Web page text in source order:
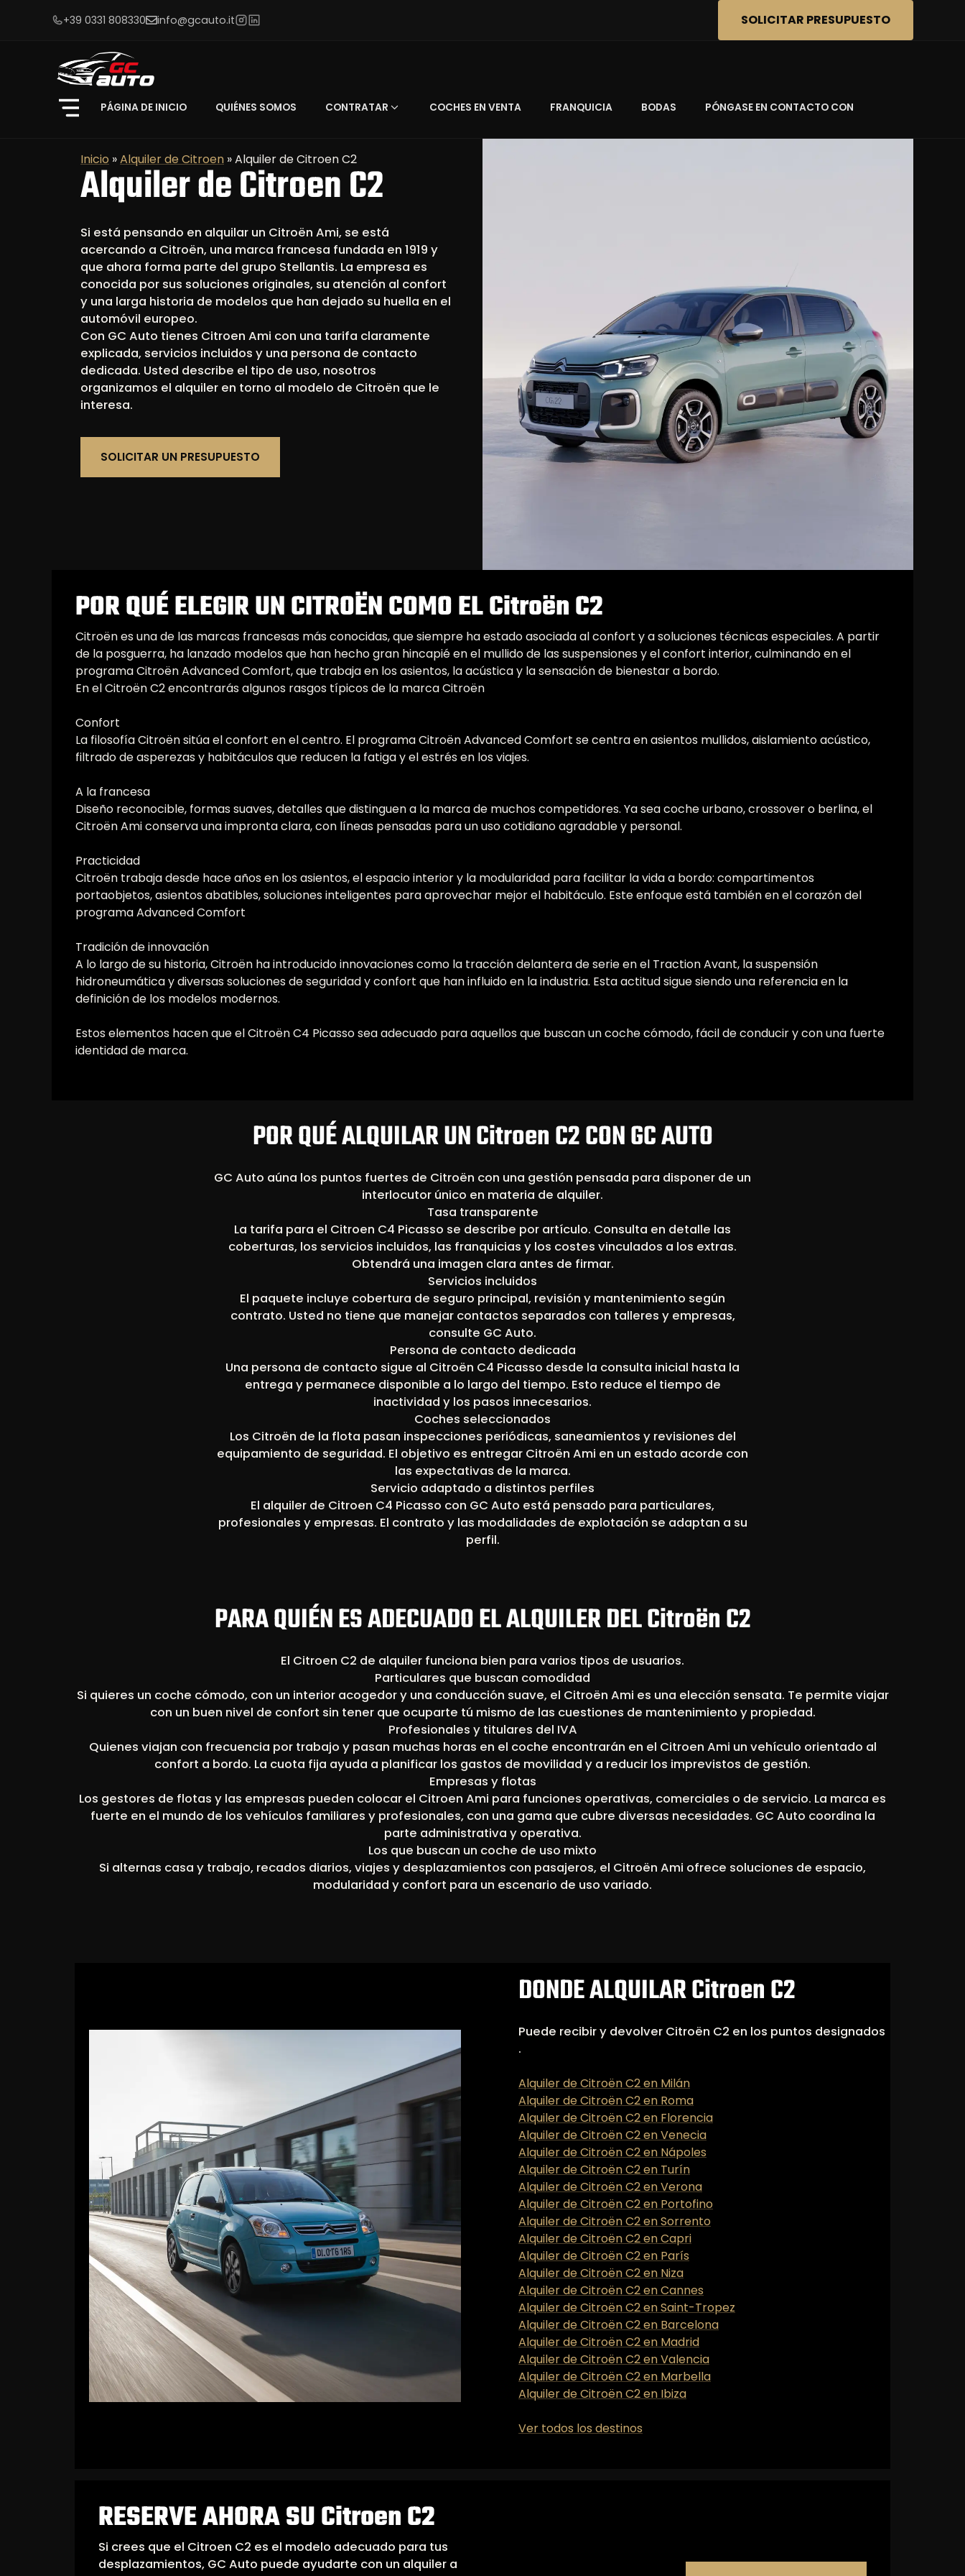
+39 0331 808330 info@gcauto.it SOLICITAR PRESUPUESTO
PÁGINA DE INICIO QUIÉNES SOMOS CONTRATAR COCHES EN VENTA FRANQUICIA BODAS PÓNGASE EN CONTACTO CON
Inicio »Alquiler de Citroen »Alquiler de Citroen C2
Alquiler de Citroen C2
Si está pensando en alquilar un Citroën Ami, se está
acercando a Citroën, una marca francesa fundada en 1919 y
que ahora forma parte del grupo Stellantis. La empresa es
conocida por sus soluciones originales, su atención al confort
y una larga historia de modelos que han dejado su huella en el
automóvil europeo.
Con GC Auto tienes Citroen Ami con una tarifa claramente
explicada, servicios incluidos y una persona de contacto
dedicada. Usted describe el tipo de uso, nosotros
organizamos el alquiler en torno al modelo de Citroën que le
interesa.
SOLICITAR UN PRESUPUESTO
POR QUÉ ELEGIR UN CITROËN COMO EL Citroën C2
Citroën es una de las marcas francesas más conocidas, que siempre ha estado asociada al confort y a soluciones técnicas especiales. A partir
de la posguerra, ha lanzado modelos que han hecho gran hincapié en el mullido de las suspensiones y el confort interior, culminando en el
programa Citroën Advanced Comfort, que trabaja en los asientos, la acústica y la sensación de bienestar a bordo.
En el Citroën C2 encontrarás algunos rasgos típicos de la marca Citroën
Confort
La filosofía Citroën sitúa el confort en el centro. El programa Citroën Advanced Comfort se centra en asientos mullidos, aislamiento acústico,
filtrado de asperezas y habitáculos que reducen la fatiga y el estrés en los viajes.
A la francesa
Diseño reconocible, formas suaves, detalles que distinguen a la marca de muchos competidores. Ya sea coche urbano, crossover o berlina, el
Citroën Ami conserva una impronta clara, con líneas pensadas para un uso cotidiano agradable y personal.
Practicidad
Citroën trabaja desde hace años en los asientos, el espacio interior y la modularidad para facilitar la vida a bordo: compartimentos
portaobjetos, asientos abatibles, soluciones inteligentes para aprovechar mejor el habitáculo. Este enfoque está también en el corazón del
programa Advanced Comfort
Tradición de innovación
A lo largo de su historia, Citroën ha introducido innovaciones como la tracción delantera de serie en el Traction Avant, la suspensión
hidroneumática y diversas soluciones de seguridad y confort que han influido en la industria. Esta actitud sigue siendo una referencia en la
definición de los modelos modernos.
Estos elementos hacen que el Citroën C4 Picasso sea adecuado para aquellos que buscan un coche cómodo, fácil de conducir y con una fuerte
identidad de marca.
POR QUÉ ALQUILAR UN Citroen C2 CON GC AUTO
GC Auto aúna los puntos fuertes de Citroën con una gestión pensada para disponer de un
interlocutor único en materia de alquiler.
Tasa transparente
La tarifa para el Citroen C4 Picasso se describe por artículo. Consulta en detalle las
coberturas, los servicios incluidos, las franquicias y los costes vinculados a los extras.
Obtendrá una imagen clara antes de firmar.
Servicios incluidos
El paquete incluye cobertura de seguro principal, revisión y mantenimiento según
contrato. Usted no tiene que manejar contactos separados con talleres y empresas,
consulte GC Auto.
Persona de contacto dedicada
Una persona de contacto sigue al Citroën C4 Picasso desde la consulta inicial hasta la
entrega y permanece disponible a lo largo del tiempo. Esto reduce el tiempo de
inactividad y los pasos innecesarios.
Coches seleccionados
Los Citroën de la flota pasan inspecciones periódicas, saneamientos y revisiones del
equipamiento de seguridad. El objetivo es entregar Citroën Ami en un estado acorde con
las expectativas de la marca.
Servicio adaptado a distintos perfiles
El alquiler de Citroen C4 Picasso con GC Auto está pensado para particulares,
profesionales y empresas. El contrato y las modalidades de explotación se adaptan a su
perfil.
PARA QUIÉN ES ADECUADO EL ALQUILER DEL Citroën C2
El Citroen C2 de alquiler funciona bien para varios tipos de usuarios.
Particulares que buscan comodidad
Si quieres un coche cómodo, con un interior acogedor y una conducción suave, el Citroën Ami es una elección sensata. Te permite viajar
con un buen nivel de confort sin tener que ocuparte tú mismo de las cuestiones de mantenimiento y propiedad.
Profesionales y titulares del IVA
Quienes viajan con frecuencia por trabajo y pasan muchas horas en el coche encontrarán en el Citroen Ami un vehículo orientado al
confort a bordo. La cuota fija ayuda a planificar los gastos de movilidad y a reducir los imprevistos de gestión.
Empresas y flotas
Los gestores de flotas y las empresas pueden colocar el Citroen Ami para funciones operativas, comerciales o de servicio. La marca es
fuerte en el mundo de los vehículos familiares y profesionales, con una gama que cubre diversas necesidades. GC Auto coordina la
parte administrativa y operativa.
Los que buscan un coche de uso mixto
Si alternas casa y trabajo, recados diarios, viajes y desplazamientos con pasajeros, el Citroën Ami ofrece soluciones de espacio,
modularidad y confort para un escenario de uso variado.
DONDE ALQUILAR Citroen C2
Puede recibir y devolver Citroën C2 en los puntos designados
.
Alquiler de Citroën C2 en Milán
Alquiler de Citroën C2 en Roma
Alquiler de Citroën C2 en Florencia
Alquiler de Citroën C2 en Venecia
Alquiler de Citroën C2 en Nápoles
Alquiler de Citroën C2 en Turín
Alquiler de Citroën C2 en Verona
Alquiler de Citroën C2 en Portofino
Alquiler de Citroën C2 en Sorrento
Alquiler de Citroën C2 en Capri
Alquiler de Citroën C2 en París
Alquiler de Citroën C2 en Niza
Alquiler de Citroën C2 en Cannes
Alquiler de Citroën C2 en Saint-Tropez
Alquiler de Citroën C2 en Barcelona
Alquiler de Citroën C2 en Madrid
Alquiler de Citroën C2 en Valencia
Alquiler de Citroën C2 en Marbella
Alquiler de Citroën C2 en Ibiza
Ver todos los destinos
RESERVE AHORA SU Citroen C2
Si crees que el Citroen C2 es el modelo adecuado para tus
desplazamientos, GC Auto puede ayudarte con un alquiler a